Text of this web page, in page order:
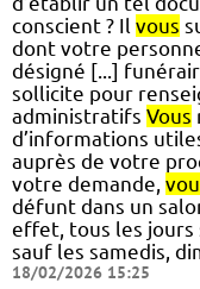
conscient ? Il vous
dont votre
désigné [...]
sollicite pour
administratifs Vous
d’informations
auprès de votre
votre demande,
défunt dans un
effet, tous les jours
sauf les samedis,
18/02/2026 15:25